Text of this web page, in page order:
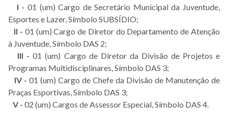
I - 01 (um) Cargo de Secretário Municipal da Juventude,
Esportes e Lazer, Símbolo SUBSÍDIO;
II - 01 (um) Cargo de Diretor do Departamento de Atenção
à Juventude, Símbolo DAS 2;
III - 01 (um) Cargo de Diretor da Divisão de Projetos e
Programas Multidisciplinares, Símbolo DAS 3;
IV - 01 (um) Cargo de Chefe da Divisão de Manutenção de
Praças Esportivas, Símbolo DAS 3;
V - 02 (um) Cargos de Assessor Especial, Símbolo DAS 4.